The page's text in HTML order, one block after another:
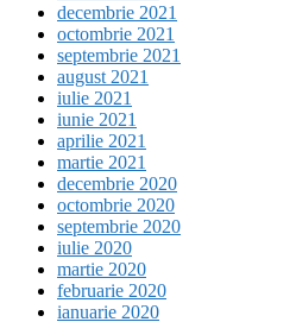
decembrie 2021
octombrie 2021
septembrie 2021
august 2021
iulie 2021
iunie 2021
aprilie 2021
martie 2021
decembrie 2020
octombrie 2020
septembrie 2020
iulie 2020
martie 2020
februarie 2020
ianuarie 2020